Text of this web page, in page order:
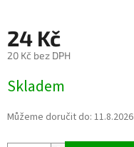
24 Kč
20 Kč bez DPH
cena:
Skladem
Můžeme doručit do: 11.8.2026